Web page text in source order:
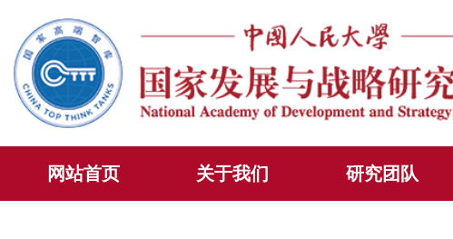
网站首页 关于我们 研究团队